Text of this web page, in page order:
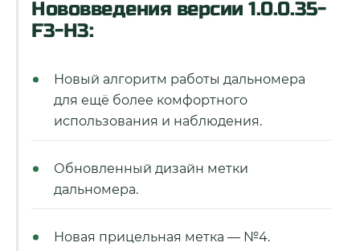
Нововведения версии 1.0.0.35-
F3-H3:
Новый алгоритм работы дальномера
для ещё более комфортного
использования и наблюдения.
Обновленный дизайн метки
дальномера.
Новая прицельная метка — №4.